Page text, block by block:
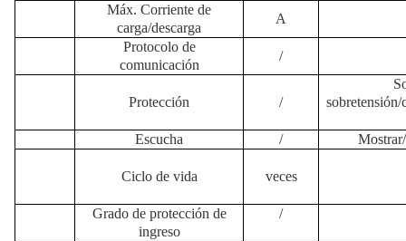
Máx. Corriente de
carga/descarga
A
Protocolo de
comunicación
/
Protección /
Escucha / Mostrar/
Ciclo de vida veces
Grado de protección de
ingreso
/